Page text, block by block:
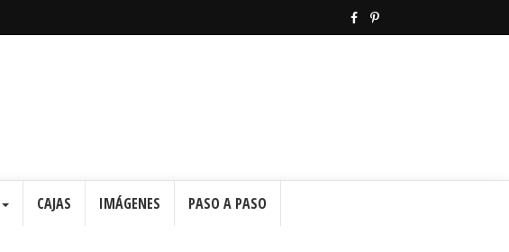
CAJAS IMÁGENES PASO A PASO